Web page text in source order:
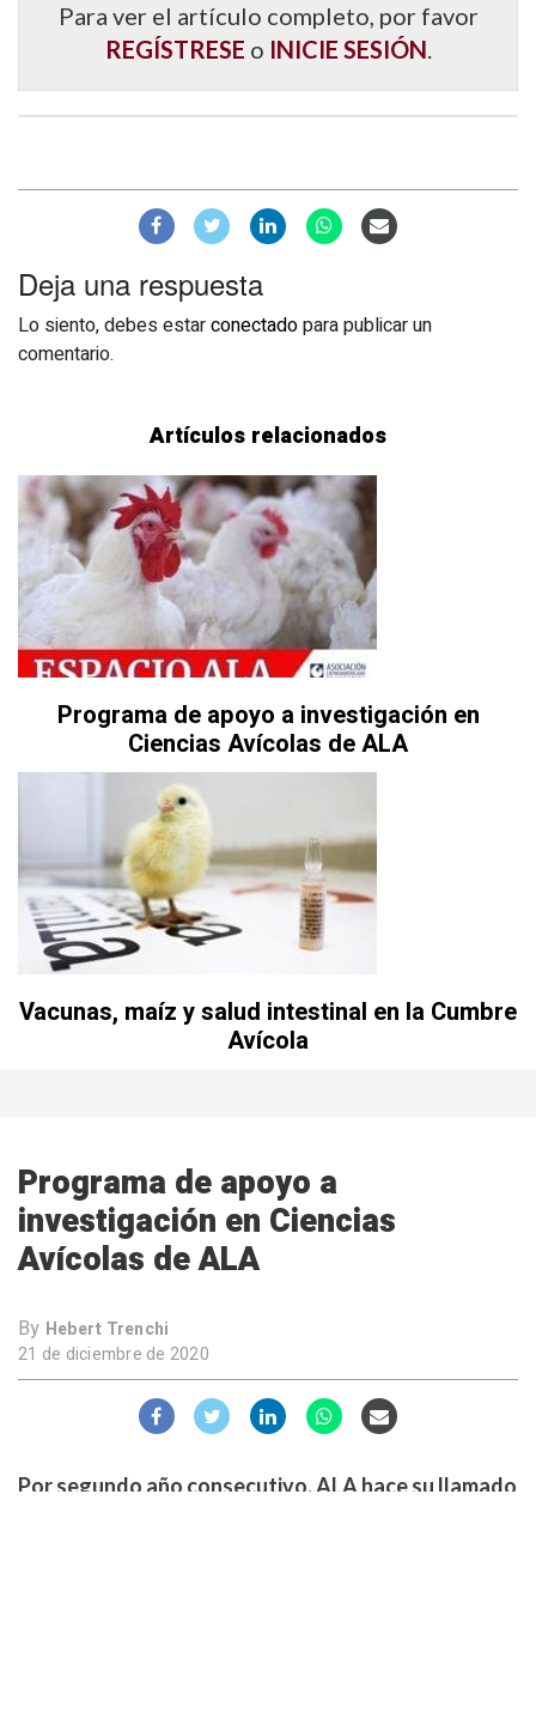
Para ver el artículo completo, por favor
REGÍSTRESE o INICIE SESIÓN.
Deja una respuesta
Lo siento, debes estarconectadopara publicar un
comentario.
Artículos relacionados
Programa de apoyo a investigación en
Ciencias Avícolas de ALA
Vacunas, maíz y salud intestinal en la Cumbre
Avícola
Programa de apoyo a
investigación en Ciencias
Avícolas de ALA
By Hebert Trenchi
21 de diciembre de 2020
Por segundo año consecutivo, ALA hace su llamado